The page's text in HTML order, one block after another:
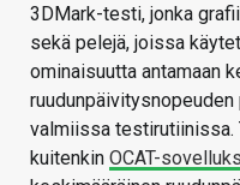
3DMark-testi, jonka
sekä pelejä, joissa
ominaisuutta antamaan
valmiissa testirutiinissa.
kuitenkin OCAT-